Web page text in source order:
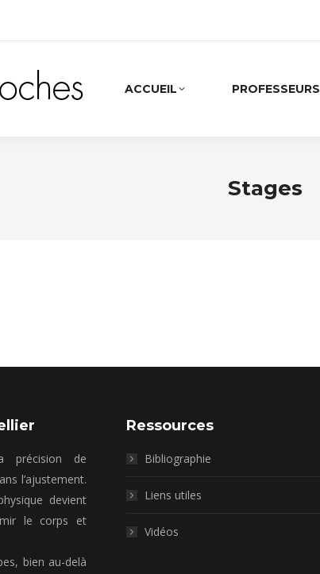
ACCUEIL PROFESSEURS
Stages
précision de
l’ajustement.
devient
le corps et
bien au-delà
Ressources
Bibliographie
Liens utiles
Vidéos